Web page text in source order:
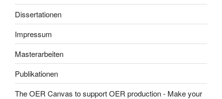
Dissertationen
Impressum
Masterarbeiten
Publikationen
The OER Canvas to support OER production - Make your